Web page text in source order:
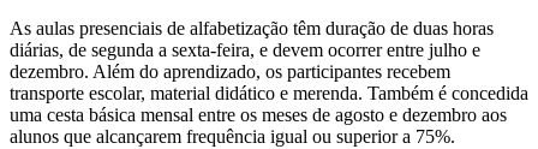
As aulas presenciais de alfabetização têm duração de duas horas
diárias, de segunda a sexta-feira, e devem ocorrer entre julho e
dezembro. Além do aprendizado, os participantes recebem
transporte escolar, material didático e merenda. Também é concedida
uma cesta básica mensal entre os meses de agosto e dezembro aos
alunos que alcançarem frequência igual ou superior a 75%.